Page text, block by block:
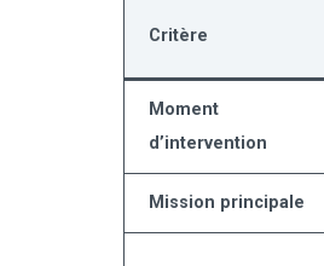
Critère
Moment
d’intervention
Mission principale